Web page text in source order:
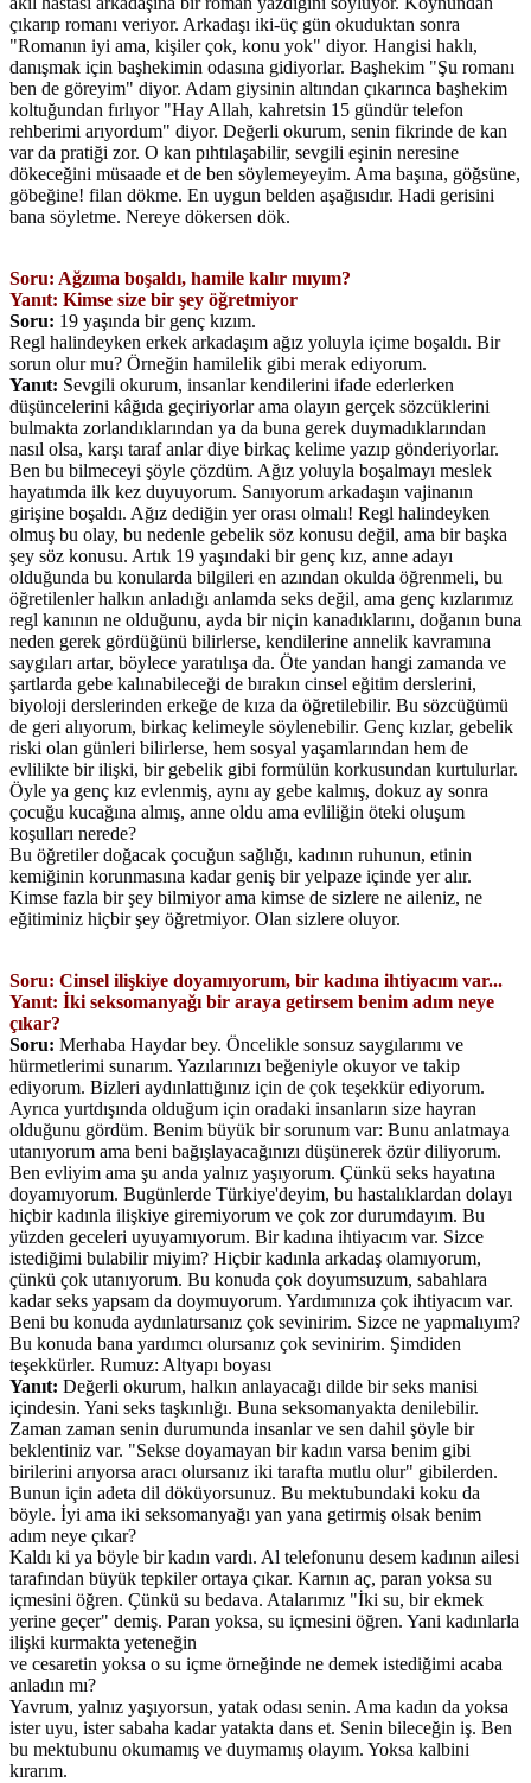
çıkarıp romanı veriyor. Arkadaşı iki-üç gün okuduktan sonra
"Romanın iyi ama, kişiler çok, konu yok" diyor. Hangisi haklı,
danışmak için başhekimin odasına gidiyorlar. Başhekim "Şu romanı
ben de göreyim" diyor. Adam giysinin altından çıkarınca başhekim
koltuğundan fırlıyor "Hay Allah, kahretsin 15 gündür telefon
rehberimi arıyordum" diyor. Değerli okurum, senin fikrinde de kan
var da pratiği zor. O kan pıhtılaşabilir, sevgili eşinin neresine
dökeceğini müsaade et de ben söylemeyeyim. Ama başına, göğsüne,
göbeğine! filan dökme. En uygun belden aşağısıdır. Hadi gerisini
bana söyletme. Nereye dökersen dök.
Soru: Ağzıma boşaldı, hamile kalır mıyım?
Yanıt: Kimse size bir şey öğretmiyor
Soru: 19 yaşında bir genç kızım.
Regl halindeyken erkek arkadaşım ağız yoluyla içime boşaldı. Bir
sorun olur mu? Örneğin hamilelik gibi merak ediyorum.
Yanıt: Sevgili okurum, insanlar kendilerini ifade ederlerken
düşüncelerini kâğıda geçiriyorlar ama olayın gerçek sözcüklerini
bulmakta zorlandıklarından ya da buna gerek duymadıklarından
nasıl olsa, karşı taraf anlar diye birkaç kelime yazıp gönderiyorlar.
Ben bu bilmeceyi şöyle çözdüm. Ağız yoluyla boşalmayı meslek
hayatımda ilk kez duyuyorum. Sanıyorum arkadaşın vajinanın
girişine boşaldı. Ağız dediğin yer orası olmalı! Regl halindeyken
olmuş bu olay, bu nedenle gebelik söz konusu değil, ama bir başka
şey söz konusu. Artık 19 yaşındaki bir genç kız, anne adayı
olduğunda bu konularda bilgileri en azından okulda öğrenmeli, bu
öğretilenler halkın anladığı anlamda seks değil, ama genç kızlarımız
regl kanının ne olduğunu, ayda bir niçin kanadıklarını, doğanın buna
neden gerek gördüğünü bilirlerse, kendilerine annelik kavramına
saygıları artar, böylece yaratılışa da. Öte yandan hangi zamanda ve
şartlarda gebe kalınabileceği de bırakın cinsel eğitim derslerini,
biyoloji derslerinden erkeğe de kıza da öğretilebilir. Bu sözcüğümü
de geri alıyorum, birkaç kelimeyle söylenebilir. Genç kızlar, gebelik
riski olan günleri bilirlerse, hem sosyal yaşamlarından hem de
evlilikte bir ilişki, bir gebelik gibi formülün korkusundan kurtulurlar.
Öyle ya genç kız evlenmiş, aynı ay gebe kalmış, dokuz ay sonra
çocuğu kucağına almış, anne oldu ama evliliğin öteki oluşum
koşulları nerede?
Bu öğretiler doğacak çocuğun sağlığı, kadının ruhunun, etinin
kemiğinin korunmasına kadar geniş bir yelpaze içinde yer alır.
Kimse fazla bir şey bilmiyor ama kimse de sizlere ne aileniz, ne
eğitiminiz hiçbir şey öğretmiyor. Olan sizlere oluyor.
Soru: Cinsel ilişkiye doyamıyorum, bir kadına ihtiyacım var...
Yanıt: İki seksomanyağı bir araya getirsem benim adım neye
çıkar?
Soru: Merhaba Haydar bey. Öncelikle sonsuz saygılarımı ve
hürmetlerimi sunarım. Yazılarınızı beğeniyle okuyor ve takip
ediyorum. Bizleri aydınlattığınız için de çok teşekkür ediyorum.
Ayrıca yurtdışında olduğum için oradaki insanların size hayran
olduğunu gördüm. Benim büyük bir sorunum var: Bunu anlatmaya
utanıyorum ama beni bağışlayacağınızı düşünerek özür diliyorum.
Ben evliyim ama şu anda yalnız yaşıyorum. Çünkü seks hayatına
doyamıyorum. Bugünlerde Türkiye'deyim, bu hastalıklardan dolayı
hiçbir kadınla ilişkiye giremiyorum ve çok zor durumdayım. Bu
yüzden geceleri uyuyamıyorum. Bir kadına ihtiyacım var. Sizce
istediğimi bulabilir miyim? Hiçbir kadınla arkadaş olamıyorum,
çünkü çok utanıyorum. Bu konuda çok doyumsuzum, sabahlara
kadar seks yapsam da doymuyorum. Yardımınıza çok ihtiyacım var.
Beni bu konuda aydınlatırsanız çok sevinirim. Sizce ne yapmalıyım?
Bu konuda bana yardımcı olursanız çok sevinirim. Şimdiden
teşekkürler. Rumuz: Altyapı boyası
Yanıt: Değerli okurum, halkın anlayacağı dilde bir seks manisi
içindesin. Yani seks taşkınlığı. Buna seksomanyakta denilebilir.
Zaman zaman senin durumunda insanlar ve sen dahil şöyle bir
beklentiniz var. "Sekse doyamayan bir kadın varsa benim gibi
birilerini arıyorsa aracı olursanız iki tarafta mutlu olur" gibilerden.
Bunun için adeta dil döküyorsunuz. Bu mektubundaki koku da
böyle. İyi ama iki seksomanyağı yan yana getirmiş olsak benim
adım neye çıkar?
Kaldı ki ya böyle bir kadın vardı. Al telefonunu desem kadının ailesi
tarafından büyük tepkiler ortaya çıkar. Karnın aç, paran yoksa su
içmesini öğren. Çünkü su bedava. Atalarımız "İki su, bir ekmek
yerine geçer" demiş. Paran yoksa, su içmesini öğren. Yani kadınlarla
ilişki kurmakta yeteneğin
ve cesaretin yoksa o su içme örneğinde ne demek istediğimi acaba
anladın mı?
Yavrum, yalnız yaşıyorsun, yatak odası senin. Ama kadın da yoksa
ister uyu, ister sabaha kadar yatakta dans et. Senin bileceğin iş. Ben
bu mektubunu okumamış ve duymamış olayım. Yoksa kalbini
kırarım.